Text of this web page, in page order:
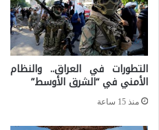
ر
و
ف
ي
ا
ل
ت
التطورات في العراق.. والنظام
الأمني في “الشرق الأوسط”
منذ 15 ساعة